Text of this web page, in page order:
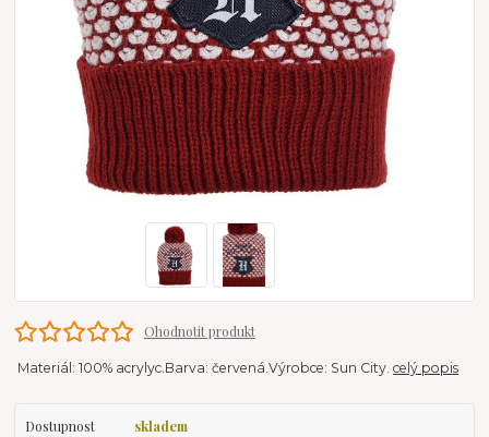
Ohodnotit produkt
Materiál: 100% acrylyc.Barva: červená.Výrobce: Sun City.celý popis
Dostupnost skladem